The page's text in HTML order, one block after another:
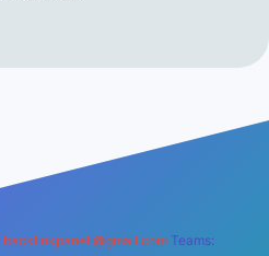
m elexbet
backlinkpaneli@gmail.com Teams: